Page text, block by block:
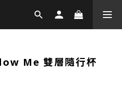
Me 雙層隨行杯